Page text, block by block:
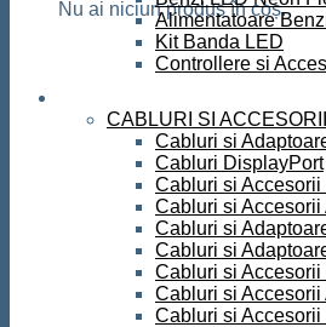
Nu ai niciun produs în coș.
Alimentatoare
Kit Banda LED
Controllere si
CABLURI SI ACCESORII
Cabluri si
Cabluri DisplayPort
Cabluri si Accesorii
Cabluri si Accesorii
Cabluri si
Cabluri si
Cabluri si Accesorii
Cabluri si Accesorii
Cabluri si Accesorii